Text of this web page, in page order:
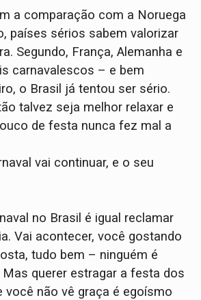
a comparação com a Noruega
países sérios sabem valorizar
Segundo, França, Alemanha e
carnavalescos – e bem
o Brasil já tentou ser sério.
talvez seja melhor relaxar e
de festa nunca fez mal a
vai continuar, e o seu
no Brasil é igual reclamar
Vai acontecer, você gostando
tudo bem – ninguém é
querer estragar a festa dos
você não vê graça é egoísmo